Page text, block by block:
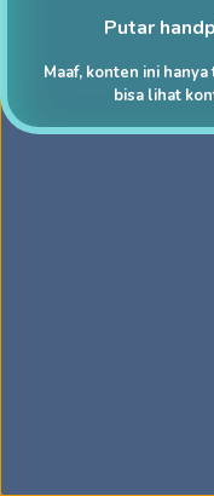
Putar
Maaf, konten ini
bisa lihat